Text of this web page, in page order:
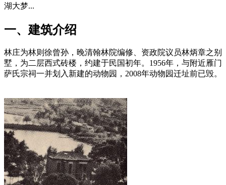
湖大梦...
一、建筑介绍
林庄为林则徐曾孙，晚清翰林院编修、资政院议员林炳章之别
墅，为二层西式砖楼，约建于民国初年。1956年，与附近雁门
萨氏宗祠一并划入新建的动物园，2008年动物园迁址前已毁。